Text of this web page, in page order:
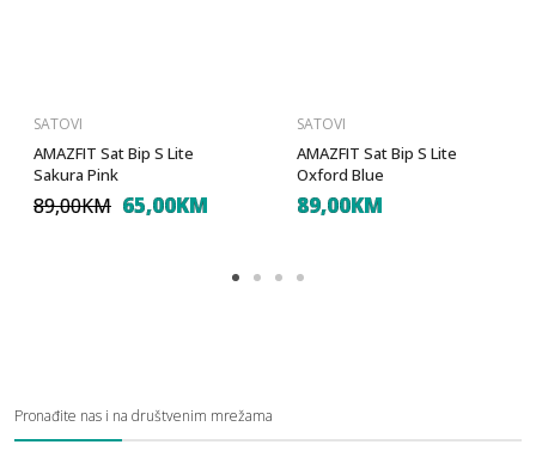
SATOVI
AMAZFIT Sat Bip S Lite
Sakura Pink
89,00KM 65,00KM
SATOVI
AMAZFIT Sat Bip S Lite
Oxford Blue
89,00KM
Pronađite nas i na društvenim mrežama